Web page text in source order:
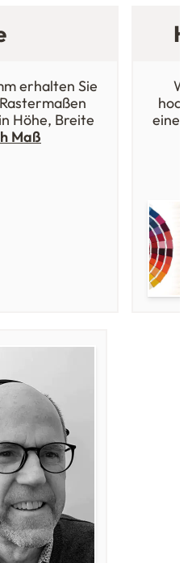
erhalten Sie
Höhe, Breite
Maß
einer